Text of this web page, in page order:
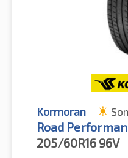
Kormoran
Road
205/60R16 96V